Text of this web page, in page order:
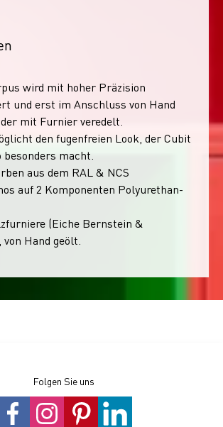
wird mit hoher Präzision
und erst im Anschluss von Hand
mit Furnier veredelt.
den fugenfreien Look, der Cubit
besonders macht.
aus dem RAL & NCS
auf 2 Komponenten Polyurethan-
(Eiche Bernstein &
Hand geölt.
Folgen Sie uns